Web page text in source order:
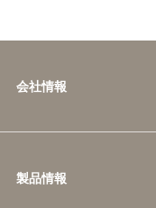
会社情報
製品情報